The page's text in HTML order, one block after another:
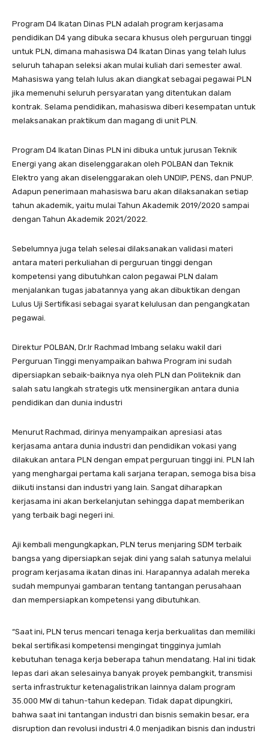
Program D4 Ikatan Dinas PLN adalah program kerjasama
pendidikan D4 yang dibuka secara khusus oleh perguruan tinggi
untuk PLN, dimana mahasiswa D4 Ikatan Dinas yang telah lulus
seluruh tahapan seleksi akan mulai kuliah dari semester awal.
Mahasiswa yang telah lulus akan diangkat sebagai pegawai PLN
jika memenuhi seluruh persyaratan yang ditentukan dalam
kontrak. Selama pendidikan, mahasiswa diberi kesempatan untuk
melaksanakan praktikum dan magang di unit PLN.
Program D4 Ikatan Dinas PLN ini dibuka untuk jurusan Teknik
Energi yang akan diselenggarakan oleh POLBAN dan Teknik
Elektro yang akan diselenggarakan oleh UNDIP, PENS, dan PNUP.
Adapun penerimaan mahasiswa baru akan dilaksanakan setiap
tahun akademik, yaitu mulai Tahun Akademik 2019/2020 sampai
dengan Tahun Akademik 2021/2022.
Sebelumnya juga telah selesai dilaksanakan validasi materi
antara materi perkuliahan di perguruan tinggi dengan
kompetensi yang dibutuhkan calon pegawai PLN dalam
menjalankan tugas jabatannya yang akan dibuktikan dengan
Lulus Uji Sertifikasi sebagai syarat kelulusan dan pengangkatan
pegawai.
Direktur POLBAN, Dr.Ir Rachmad Imbang selaku wakil dari
Perguruan Tinggi menyampaikan bahwa Program ini sudah
dipersiapkan sebaik-baiknya nya oleh PLN dan Politeknik dan
salah satu langkah strategis utk mensinergikan antara dunia
pendidikan dan dunia industri
Menurut Rachmad, dirinya menyampaikan apresiasi atas
kerjasama antara dunia industri dan pendidikan vokasi yang
dilakukan antara PLN dengan empat perguruan tinggi ini. PLN lah
yang menghargai pertama kali sarjana terapan, semoga bisa bisa
diikuti instansi dan industri yang lain. Sangat diharapkan
kerjasama ini akan berkelanjutan sehingga dapat memberikan
yang terbaik bagi negeri ini.
Aji kembali mengungkapkan, PLN terus menjaring SDM terbaik
bangsa yang dipersiapkan sejak dini yang salah satunya melalui
program kerjasama ikatan dinas ini. Harapannya adalah mereka
sudah mempunyai gambaran tentang tantangan perusahaan
dan mempersiapkan kompetensi yang dibutuhkan.
“Saat ini, PLN terus mencari tenaga kerja berkualitas dan memiliki
bekal sertifikasi kompetensi mengingat tingginya jumlah
kebutuhan tenaga kerja beberapa tahun mendatang. Hal ini tidak
lepas dari akan selesainya banyak proyek pembangkit, transmisi
serta infrastruktur ketenagalistrikan lainnya dalam program
35.000 MW di tahun-tahun kedepan. Tidak dapat dipungkiri,
bahwa saat ini tantangan industri dan bisnis semakin besar, era
disruption dan revolusi industri 4.0 menjadikan bisnis dan industri